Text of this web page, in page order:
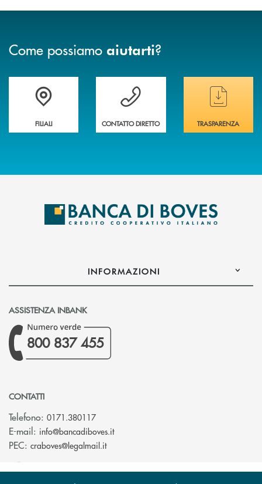
Come possiamo aiutarti?
Trova la filiale&nbsp; più vicina a te
FILIALI
Hai bisogno di assistenza immediata ?
CONTATTO DIRETTO
Hai bisogno di
TRASPARENZA
INFORMAZIONI
ASSISTENZA INBANK
800 837 455
CONTATTI
Telefono: 0171.380117
E-mail: info@bancadiboves.it(si apre l’app di posta elettronica)
PEC: craboves@legalmail.it(si apre l’app di posta elettronica)